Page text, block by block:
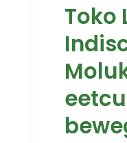
Toko